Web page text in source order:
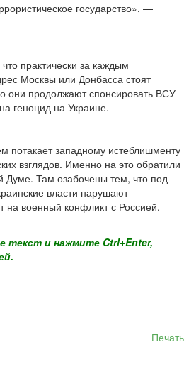
государство», —
практически за каждым
Москвы или Донбасса стоят
они продолжают спонсировать ВСУ
геноцид на Украине.
потакает западному истеблишменту
взглядов. Именно на это обратили
Думе. Там озабочены тем, что под
власти нарушают
на военный конфликт с Россией.
и нажмите Ctrl+Enter,
Печать